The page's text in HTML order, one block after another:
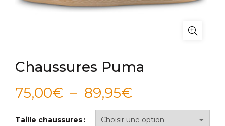
Chaussures Puma
75,00€ – 89,95€Plage
de
Taille chaussures